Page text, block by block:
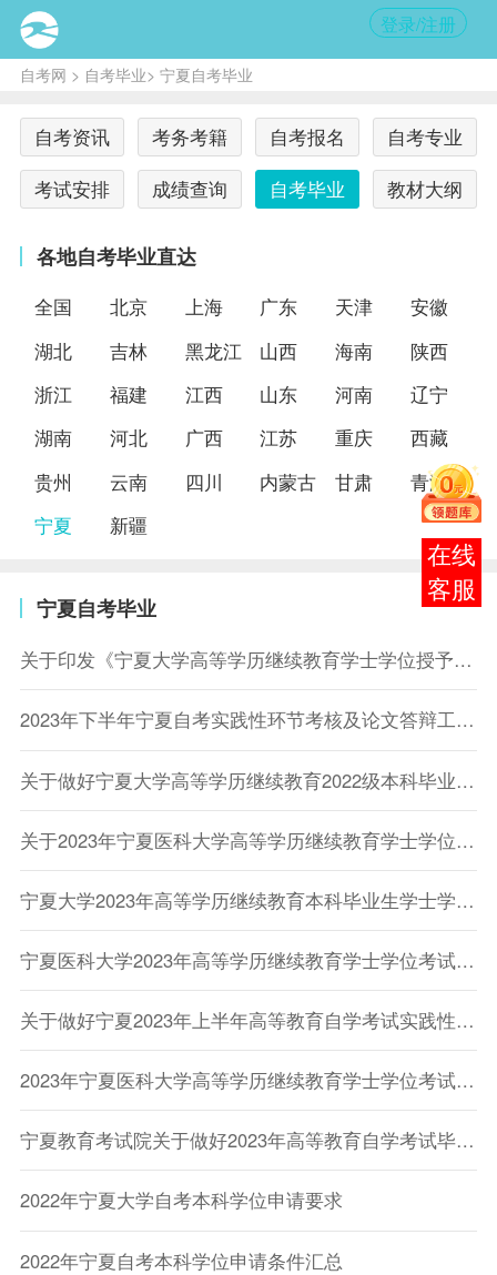
登录/注册
自考网 > 自考毕业> 宁夏自考毕业
自考资讯 考务考籍 自考报名
自考专业
考试安排
成绩查询 自考毕业 教材大纲
各地自考毕业直达
全国 北京 上海 广东 天津
安徽
湖北
吉林 黑龙江 山西 海南
陕西
浙江
福建 江西 山东 河南
辽宁
湖南
河北 广西 江苏 重庆
西藏
贵州
云南 四川 内蒙古 甘肃
青海
宁夏
新疆
宁夏自考毕业
关于印发《宁夏大学高等学历继续教育学士学位授予管理办法》的通知
2023年下半年宁夏自考实践性环节考核及论文答辩工作通知
关于做好宁夏大学高等学历继续教育2022级本科毕业论文（设计）工作的通知
关于2023年宁夏医科大学高等学历继续教育学士学位成绩查询的通知
宁夏大学2023年高等学历继续教育本科毕业生学士学位考试成绩查询通知
宁夏医科大学2023年高等学历继续教育学士学位考试考生须知
关于做好宁夏2023年上半年高等教育自学考试实践性环节考核及论文答辩工作的通知
2023年宁夏医科大学高等学历继续教育学士学位考试报名工作的通知
宁夏教育考试院关于做好2023年高等教育自学考试毕业审定工作的通知
2022年宁夏大学自考本科学位申请要求
2022年宁夏自考本科学位申请条件汇总
在线
客服